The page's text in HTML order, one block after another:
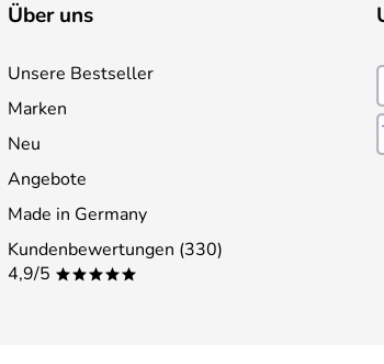
Über uns
Unsere Bestseller
Marken
Neu
Angebote
Made in Germany
Kundenbewertungen (330)
4,9/5 *****